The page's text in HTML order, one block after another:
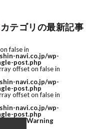
カテゴリの最新記事
false in
navi.co.jp/wp-
post.php
offset on false in
navi.co.jp/wp-
post.php
offset on false in
navi.co.jp/wp-
post.php
Warning